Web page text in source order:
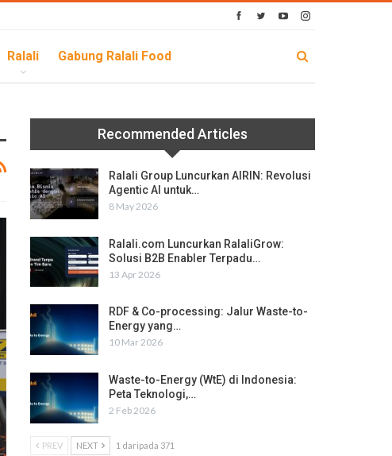
Ralali Gabung Ralali Food
Recommended Articles
Ralali Group Luncurkan AIRIN: Revolusi
Agentic AI untuk…
8 May 2026
Ralali.com Luncurkan RalaliGrow:
Solusi B2B Enabler Terpadu…
13 Apr 2026
RDF & Co-processing: Jalur Waste-to-
Energy yang…
10 Mar 2026
Waste-to-Energy (WtE) di Indonesia:
Peta Teknologi,…
2 Feb 2026
PREV NEXT 1 daripada 371